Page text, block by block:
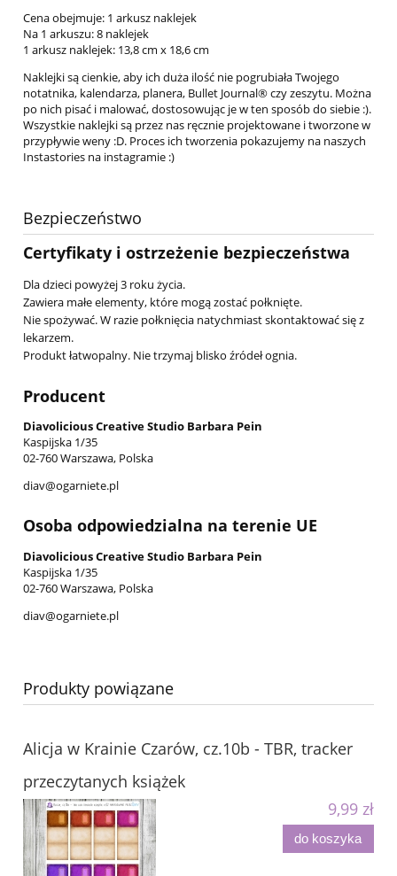
Cena obejmuje: 1 arkusz naklejek
Na 1 arkuszu: 8 naklejek
1 arkusz naklejek: 13,8 cm x 18,6 cm
Naklejki są cienkie, aby ich duża ilość nie pogrubiała Twojego
notatnika, kalendarza, planera, Bullet Journal® czy zeszytu. Można
po nich pisać i malować, dostosowując je w ten sposób do siebie :).
Wszystkie naklejki są przez nas ręcznie projektowane i tworzone w
przypływie weny :D. Proces ich tworzenia pokazujemy na naszych
Instastories na instagramie :)
Bezpieczeństwo
Certyfikaty i ostrzeżenie bezpieczeństwa
Dla dzieci powyżej 3 roku życia.
Zawiera małe elementy, które mogą zostać połknięte.
Nie spożywać. W razie połknięcia natychmiast skontaktować się z
lekarzem.
Produkt łatwopalny. Nie trzymaj blisko źródeł ognia.
Producent
Diavolicious Creative Studio Barbara Pein
Kaspijska 1/35
02-760 Warszawa, Polska
diav@ogarniete.pl
Osoba odpowiedzialna na terenie UE
Diavolicious Creative Studio Barbara Pein
Kaspijska 1/35
02-760 Warszawa, Polska
diav@ogarniete.pl
Produkty powiązane
Alicja w Krainie Czarów, cz.10b - TBR, tracker
przeczytanych książek
9,99 zł
do koszyka